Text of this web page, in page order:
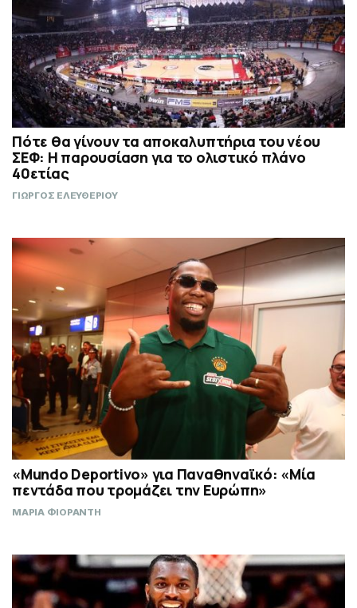
Πότε θα γίνουν τα αποκαλυπτήρια του νέου
ΣΕΦ: Η παρουσίαση για το ολιστικό πλάνο
40ετίας
ΓΙΩΡΓΟΣ ΕΛΕΥΘΕΡΙΟΥ
«Mundo Deportivo» για Παναθηναϊκό: «Μία
πεντάδα που τρομάζει την Ευρώπη»
ΜΑΡΙΑ ΦΙΟΡΑΝΤΗ